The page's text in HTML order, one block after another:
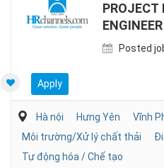
PROJECT
ENGINEER
Posted
Apply
Hà nội Hưng Yên
Vĩnh
Môi trường/Xử lý chất thải
Tự động hóa / Chế tạo